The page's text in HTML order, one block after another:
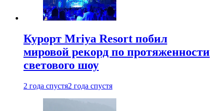
Курорт Mriya Resort побил
мировой рекорд по протяженности
светового шоу
2 года спустя2 года спустя